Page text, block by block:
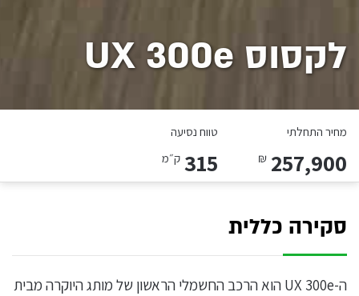
לקסוס UX 300e
מחיר התחלתי
257,900
₪
טווח נסיעה
315 ק״מ
סקירה כללית
ה-UX 300e הוא הרכב החשמלי הראשון של מותג היוקרה מבית